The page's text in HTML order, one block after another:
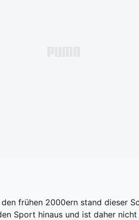
frühen 2000ern stand dieser
Sport hinaus und ist daher